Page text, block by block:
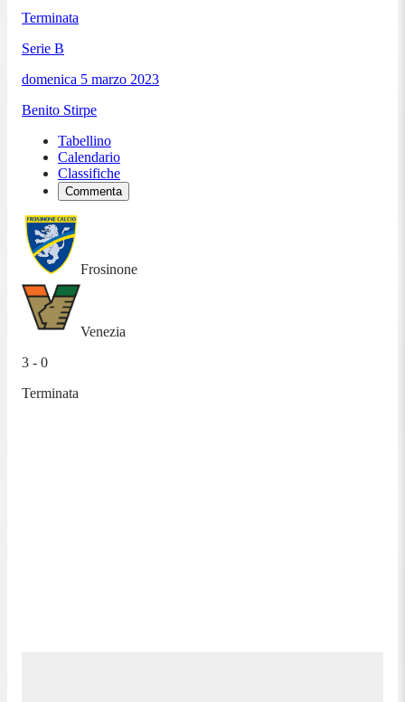
Terminata
Serie B
domenica 5 marzo 2023
Benito Stirpe
Tabellino
Calendario
Classifiche
Commenta
Frosinone
Venezia
3 - 0
Terminata